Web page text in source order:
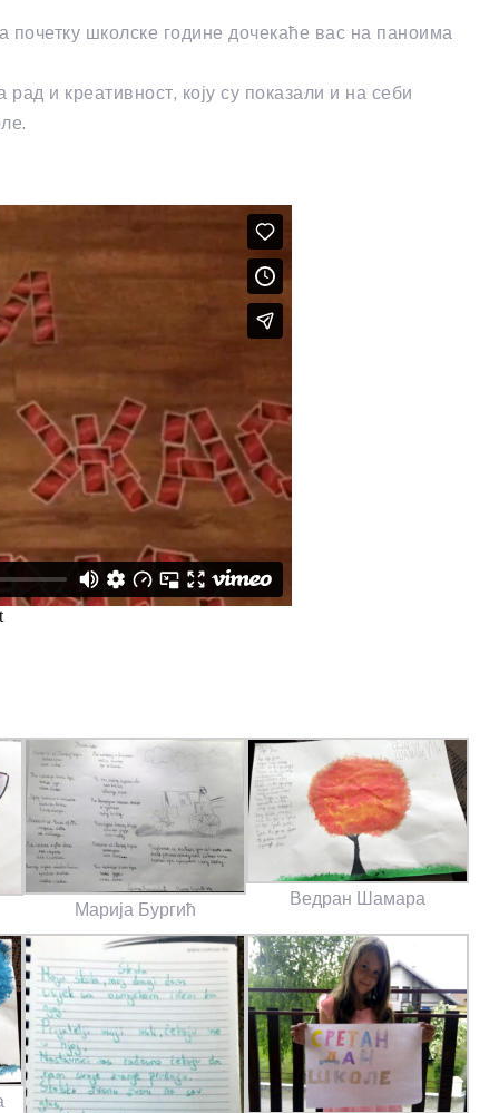
школске године дочекаће вас на паноима
и креативност, коју су показали и на себи
Марија Бургић
Ведран Шамара